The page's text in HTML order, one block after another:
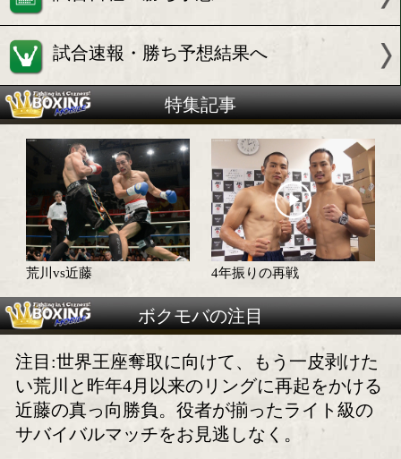
試合情報
試合日程・勝ち予想へ
試合速報・勝ち予想結果へ
特集記事